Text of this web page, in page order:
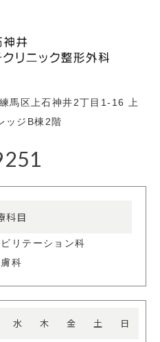
馬区上石神井2丁目1-16
上
ッジB棟2階
科目
リテーション科
科
水 木 金 土 日